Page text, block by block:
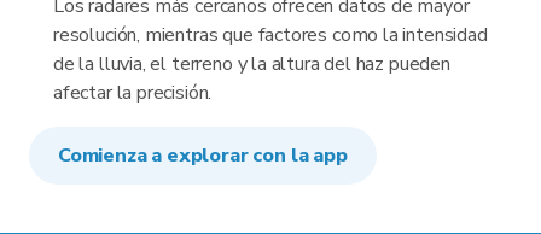
Los radares más cercanos ofrecen datos de mayor
resolución, mientras que factores como la intensidad
de la lluvia, el terreno y la altura del haz pueden
afectar la precisión.
Comienza a explorar con la app